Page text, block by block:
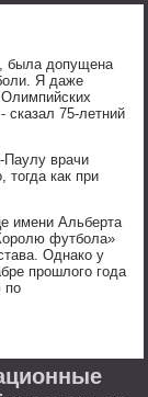
была допущена
Я даже
сказал 75-летний
Паулу врачи
тогда как при
имени Альберта
футбола»
Однако у
прошлого года
по